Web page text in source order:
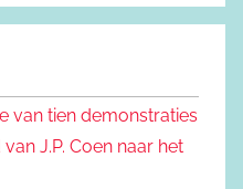
o
e
n
van tien demonstraties
J.P. Coen naar het